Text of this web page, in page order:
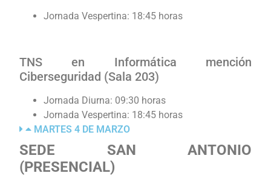
Jornada Vespertina: 18:45 horas
TNS en Informática mención
Ciberseguridad (Sala 203)
Jornada Diurna: 09:30 horas
Jornada Vespertina: 18:45 horas
MARTES 4 DE MARZO
SEDE SAN ANTONIO
(PRESENCIAL)